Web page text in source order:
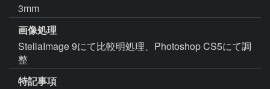
3mm
画像処理
StellaImage 9にて比較明処理、Photoshop CS5にて調
整
特記事項